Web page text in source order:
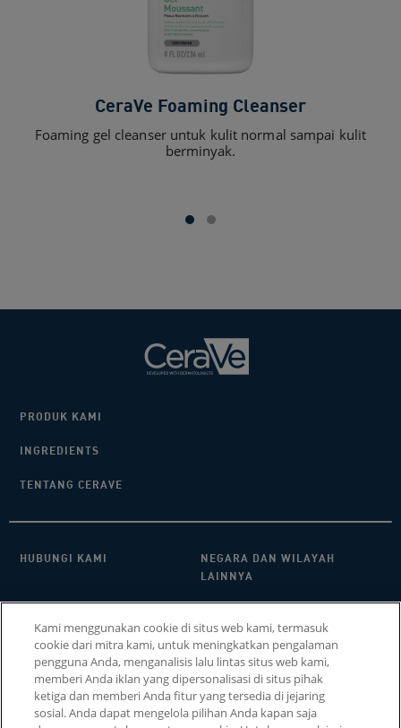
CeraVe Foaming Cleanser​
Foaming gel cleanser untuk kulit normal sampai kulit
berminyak.
PRODUK KAMI
INGREDIENTS
TENTANG CERAVE
HUBUNGI KAMI​
NEGARA DAN WILAYAH
LAINNYA
PENGATURAN COOKIE COOKIE POLICY
SITEMAP
Kami menggunakan cookie di situs web kami, termasuk
cookie dari mitra kami, untuk meningkatkan pengalaman
pengguna Anda, menganalisis lalu lintas situs web kami,
memberi Anda iklan yang dipersonalisasi di situs pihak
ketiga dan memberi Anda fitur yang tersedia di jejaring
sosial. Anda dapat mengelola pilihan Anda kapan saja